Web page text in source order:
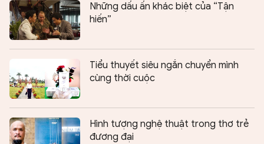
Những dấu ấn khác biệt của “Tận
hiến”
Tiểu thuyết siêu ngắn chuyển mình
cùng thời cuộc
Hình tượng nghệ thuật trong thơ trẻ
đương đại